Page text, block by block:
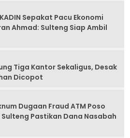
Sepakat Pacu Ekonomi
Ahmad: Sulteng Siap Ambil
Tiga Kantor Sekaligus, Desak
Dicopot
Dugaan Fraud ATM Poso
Pastikan Dana Nasabah